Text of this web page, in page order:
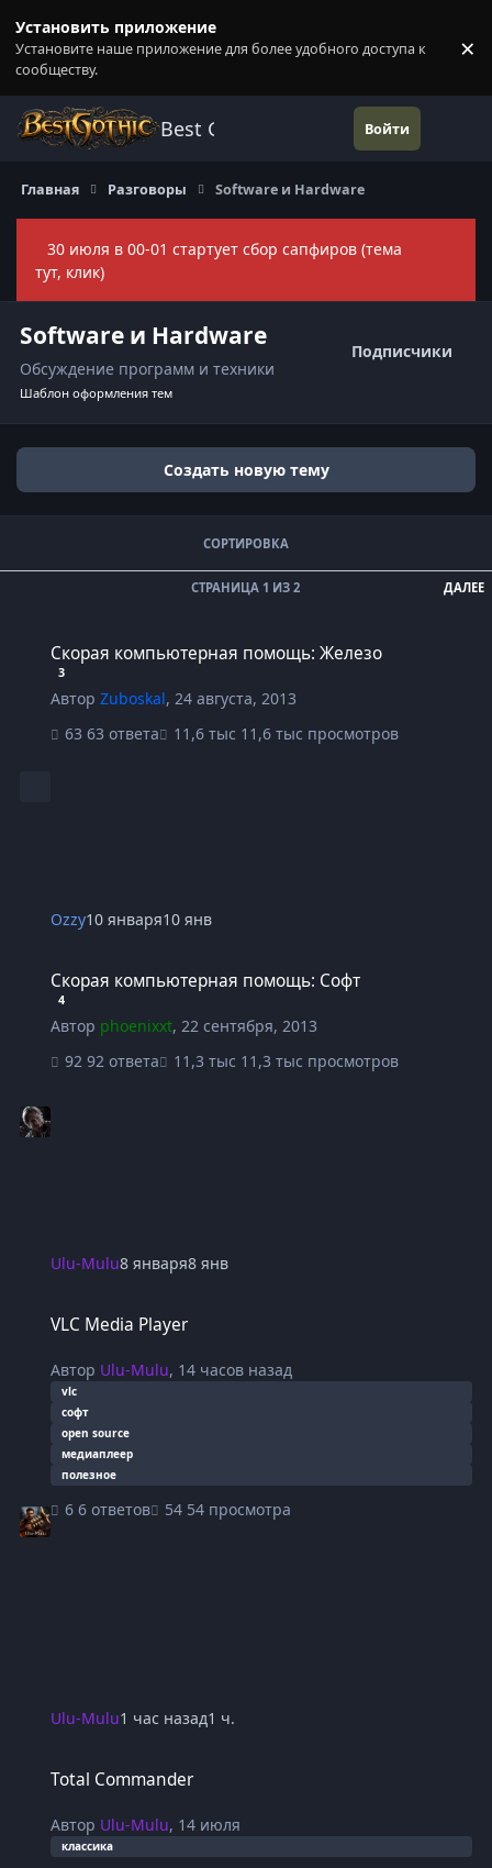
Установить приложение
Установите наше приложение для более удобного доступа к
сообществу.
×
Best Gothic Forums Войти
Главная Разговоры Software и Hardware
30 июля в 00-01 стартует сбор сапфиров (тема
тут, клик)
Software и Hardware
Обсуждение программ и техники
Подписчики
Шаблон оформления тем
Создать новую тему
ДАЛЕЕ
СТРАНИЦА 1 ИЗ 2
СОРТИРОВКА
Скорая компьютерная помощь: Железо
3
АвторZuboskal,24 августа, 2013
63 ответа
11,6 тыс просмотров
Ozzy10 января10 янв
Скорая компьютерная помощь: Софт
4
Автор phoenixxt,22 сентября, 2013
92 ответа
11,3 тыс просмотров
Ulu-Mulu8 января8 янв
VLC Media Player
Автор Ulu-Mulu, 14 часов назад
vlc
софт
open source
медиаплеер
полезное
6 ответов 54 просмотра
Ulu-Mulu1 час назад1 ч.
Total Commander
Автор Ulu-Mulu, 14 июля
классика